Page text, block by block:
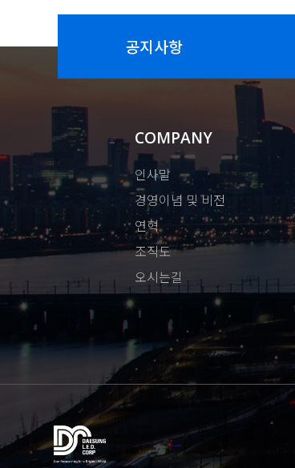
공지사항
COMPANY
인사말
경영이념 및 비전
연혁
조직도
오시는길